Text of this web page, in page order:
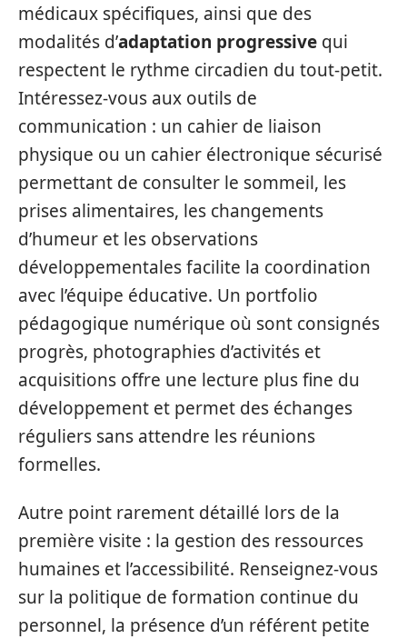
médicaux spécifiques, ainsi que des
modalités d’adaptation progressive qui
respectent le rythme circadien du tout-petit.
Intéressez-vous aux outils de
communication : un cahier de liaison
physique ou un cahier électronique sécurisé
permettant de consulter le sommeil, les
prises alimentaires, les changements
d’humeur et les observations
développementales facilite la coordination
avec l’équipe éducative. Un portfolio
pédagogique numérique où sont consignés
progrès, photographies d’activités et
acquisitions offre une lecture plus fine du
développement et permet des échanges
réguliers sans attendre les réunions
formelles.
Autre point rarement détaillé lors de la
première visite : la gestion des ressources
humaines et l’accessibilité. Renseignez-vous
sur la politique de formation continue du
personnel, la présence d’un référent petite